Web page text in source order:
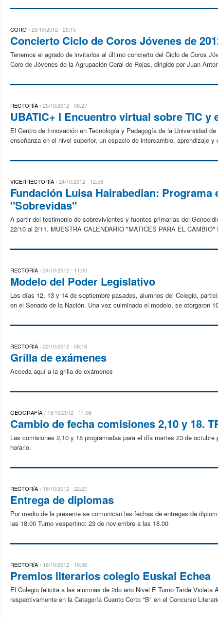
CORO 25/10/2012 - 20:15
Concierto Ciclo de Coros Jóvenes de
Tenemos el agrado de invitarlos al último concierto del Ciclo de Coros
Coro de Jóvenes de la Agrupación Coral de Rojas, dirigido por Juan
RECTORÍA 25/10/2012 - 06:27
UBATIC+ I Encuentro virtual sobre TIC
El Centro de Innovación en Tecnología y Pedagogía de la Universidad
enseñanza en el nivel superior, un espacio de intercambio, aprendizaje
VICERRECTORÍA 24/10/2012 - 12:53
Fundación Luisa Hairabedian:
"Sobrevidas"
A partir del testimonio de sobrevivientes y fuentes primarias del
22/10 al 2/11. MUESTRA CALENDARIO "MATICES PARA EL
RECTORÍA 24/10/2012 - 11:00
Modelo del Poder Legislativo
Los días 12, 13 y 14 de septiembre pasados, alumnos del Colegio,
en el Senado de la Nación. Una vez culminado el modelo, se otorgaron
RECTORÍA 22/10/2012 - 08:16
Grilla de exámenes
Acceda aquí a la grilla de exámenes
GEOGRAFÍA 18/10/2012 - 11:06
Cambio de fecha comisiones 2,10 y 18.
Las comisiones 2,10 y 18 programadas para el día martes 23 de
horario.
RECTORÍA 16/10/2012 - 22:27
Entrega de diplomas
Por medio de la presente se comunican las fechas de entregas de
las 18.00 Turno vespertino: 23 de noviembre a las 18.00
RECTORÍA 16/10/2012 - 16:36
Premios literarios colegio Euskal Echea
El Colegio felicita a las alumnas de 2do año Nivel E Turno Tarde
respectivamente en la Categoría Cuento Corto "B" en el Concurso